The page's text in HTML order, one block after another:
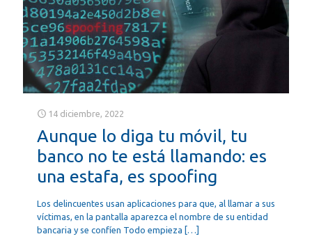
14 diciembre, 2022
Aunque lo diga tu móvil, tu
banco no te está llamando: es
una estafa, es spoofing
Los delincuentes usan aplicaciones para que, al llamar a sus
víctimas, en la pantalla aparezca el nombre de su entidad
bancaria y se confíen Todo empieza […]